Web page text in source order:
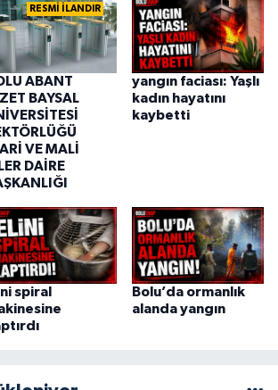
RESMİ İLANDIR
ABANT
BAYSAL
VE MALİ
DAİRE
yangın faciası: Yaşlı
kadın hayatını
kaybetti
spiral
Bolu’da ormanlık
alanda yangın